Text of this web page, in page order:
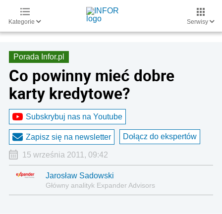
Kategorie Serwisy
Porada Infor.pl
Co powinny mieć dobre
karty kredytowe?
Subskrybuj nas na Youtube
Zapisz się na newsletter Dołącz do ekspertów
15 września 2011, 09:42
Jarosław Sadowski
Główny analityk Expander Advisors